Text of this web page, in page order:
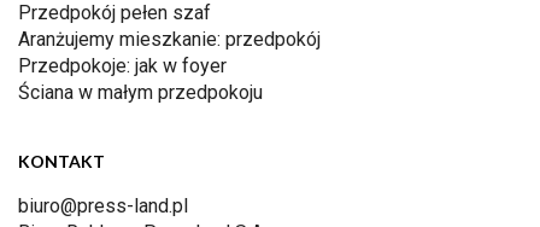
Przedpokój pełen szaf
Aranżujemy mieszkanie: przedpokój
Przedpokoje: jak w foyer
Ściana w małym przedpokoju
KONTAKT
biuro@press-land.pl